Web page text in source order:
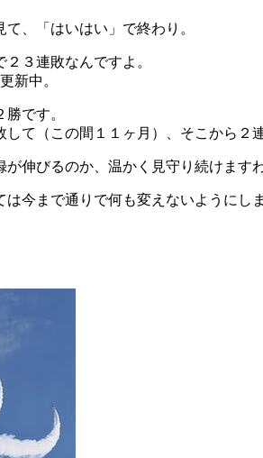
、「はいはい」で終わり。
３連敗なんですよ。
新中。
です。
て（この間１１ヶ月）、そこから２
が伸びるのか、温かく見守り続けます
今まで通りで何も変えないようにし